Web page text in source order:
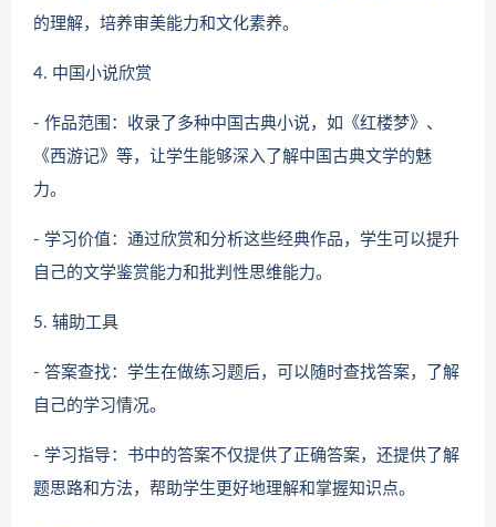
的理解，培养审美能力和文化素养。
4. 中国小说欣赏
- 作品范围：收录了多种中国古典小说，如《红楼梦》、
《西游记》等，让学生能够深入了解中国古典文学的魅
力。
- 学习价值：通过欣赏和分析这些经典作品，学生可以提升
自己的文学鉴赏能力和批判性思维能力。
5. 辅助工具
- 答案查找：学生在做练习题后，可以随时查找答案，了解
自己的学习情况。
- 学习指导：书中的答案不仅提供了正确答案，还提供了解
题思路和方法，帮助学生更好地理解和掌握知识点。